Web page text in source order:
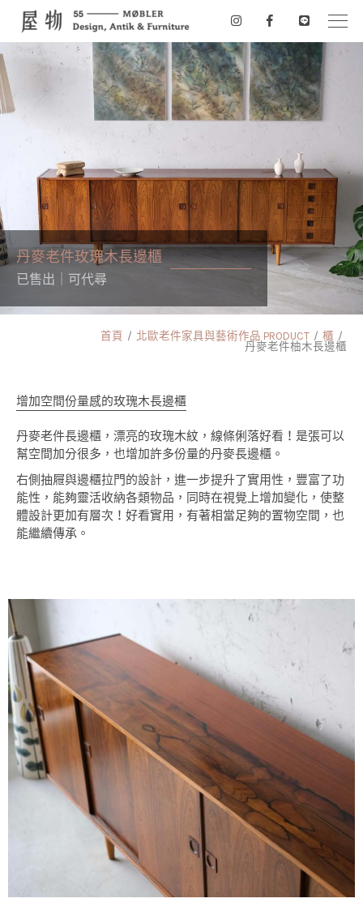
丹麥老件玫瑰木長邊櫃
已售出｜可代尋
首頁 北歐老件家具與藝術作品 PRODUCT
櫃
丹麥老件柚木長邊櫃
增加空間份量感的玫瑰木長邊櫃
丹麥老件長邊櫃，漂亮的玫瑰木紋，線條俐落好看！是張可以
幫空間加分很多，也增加許多份量的丹麥長邊櫃。
右側抽屜與邊櫃拉門的設計，進一步提升了實用性，豐富了功
能性，能夠靈活收納各類物品，同時在視覺上增加變化，使整
體設計更加有層次！好看實用，有著相當足夠的置物空間，也
能繼續傳承。